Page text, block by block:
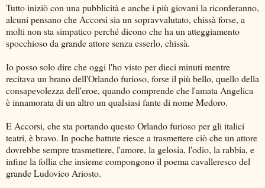
Tutto iniziò con una pubblicità e anche i più giovani la ricorderanno,
alcuni pensano che Accorsi sia un sopravvalutato, chissà forse, a
molti non sta simpatico perché dicono che ha un atteggiamento
spocchioso da grande attore senza esserlo, chissà.
Io posso solo dire che oggi l'ho visto per dieci minuti mentre
recitava un brano dell'Orlando furioso, forse il più bello, quello della
consapevolezza dell'eroe, quando comprende che l'amata Angelica
è innamorata di un altro un qualsiasi fante di nome Medoro.
E Accorsi, che sta portando questo Orlando furioso per gli italici
teatri, è bravo. In poche battute riesce a trasmettere ciò che un attore
dovrebbe sempre trasmettere, l'amore, la gelosia, l'odio, la rabbia, e
infine la follia che insieme compongono il poema cavalleresco del
grande Ludovico Ariosto.